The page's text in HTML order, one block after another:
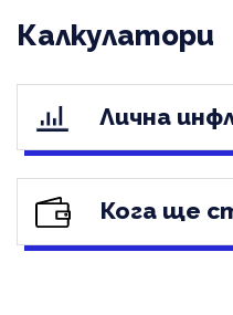
Калкулатори
Лична
Кога ще